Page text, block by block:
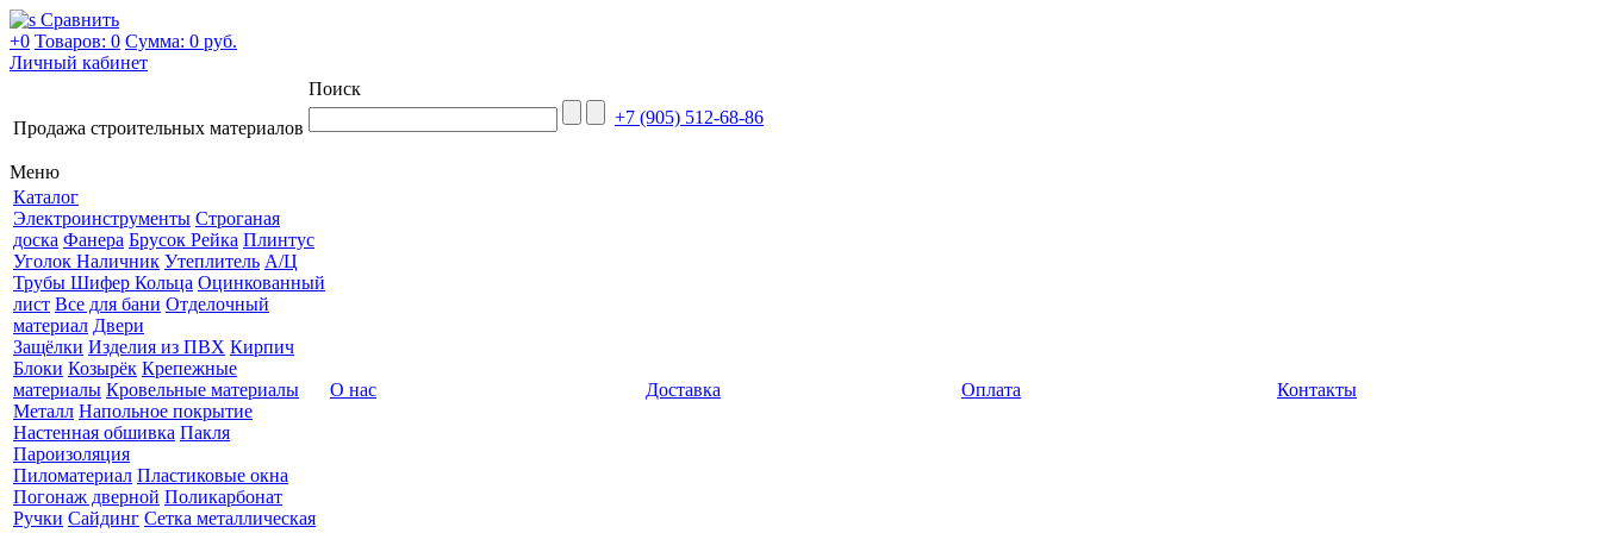
Сравнить
+0 Товаров: 0 Сумма: 0 руб.
Личный кабинет
Продажа строительных материалов
Поиск
+7 (905) 512-68-86
Меню
Каталог
Электроинструменты Строганая
доска Фанера Брусок Рейка Плинтус
Уголок Наличник Утеплитель А/Ц
Трубы Шифер Кольца Оцинкованный
лист Все для бани Отделочный
материал Двери
Защёлки Изделия из ПВХ Кирпич
Блоки Козырёк Крепежные
материалы Кровельные материалы
Металл Напольное покрытие
Настенная обшивка Пакля
Пароизоляция
Пиломатериал Пластиковые окна
Погонаж дверной Поликарбонат
Ручки Сайдинг Сетка металлическая
О нас Доставка Оплата Контакты